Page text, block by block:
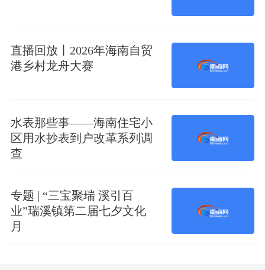
直播回放丨2026年海南自贸
港乡村龙舟大赛
水表那些事——海南住宅小
区用水抄表到户改革系列调
查
专题 | “三宝聚瑞 溪引百
业”瑞溪镇第二届七夕文化
月